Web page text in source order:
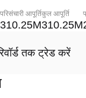
परिसंचारी आपूर्ति
310.25M
कुल आपूर्ति
310.25M
तक ट्रेड करें